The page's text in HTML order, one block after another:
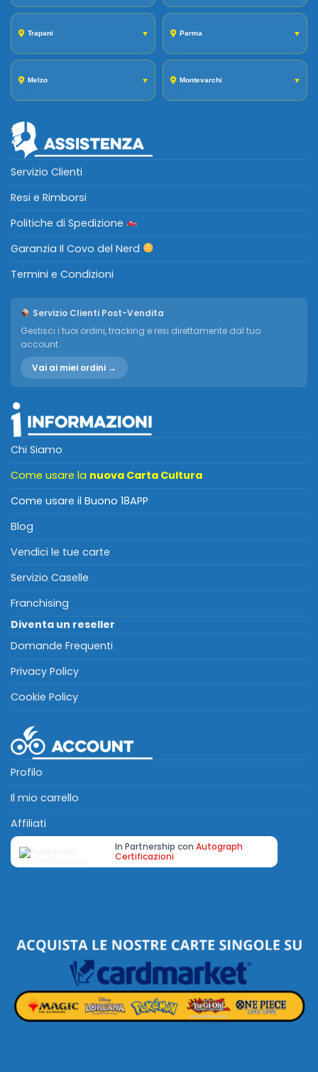
Trapani ▼ Parma ▼
Melzo ▼ Montevarchi ▼
Servizio Clienti
Resi e Rimborsi
Politiche di Spedizione
Garanzia Il Covo del Nerd
Termini e Condizioni
Servizio Clienti Post-Vendita
Gestisci i tuoi ordini, tracking e resi direttamente dal tuo
account.
Vai ai miei ordini →
Chi Siamo
Come usare la nuova Carta Cultura
Come usare il Buono 18APP
Blog
Vendici le tue carte
Servizio Caselle
Franchising
Diventa un reseller
Domande Frequenti
Privacy Policy
Cookie Policy
Profilo
Il mio carrello
Affiliati
In Partnership con Autograph
Certificazioni